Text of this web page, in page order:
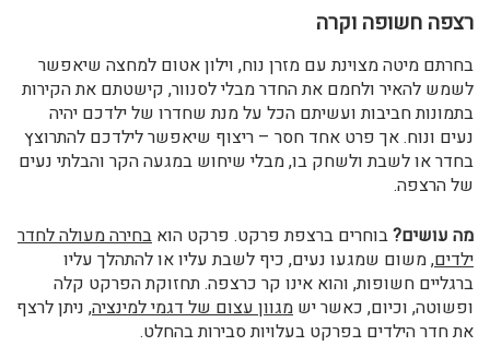
רצפה חשופה וקרה
בחרתם מיטה מצוינת עם מזרן נוח, וילון אטום למחצה שיאפשר
לשמש להאיר ולחמם את החדר מבלי לסנוור, קישטתם את הקירות
בתמונות חביבות ועשיתם הכל על מנת שחדרו של ילדכם יהיה
נעים ונוח. אך פרט אחד חסר – ריצוף שיאפשר לילדכם להתרוצץ
בחדר או לשבת ולשחק בו, מבלי שיחוש במגעה הקר והבלתי נעים
של הרצפה.
מה עושים?בוחרים ברצפת פרקט. פרקט הוא בחירה מעולה לחדר
ילדים, משום שמגעו נעים, כיף לשבת עליו או להתהלך עליו
ברגליים חשופות, והוא אינו קר כרצפה. תחזוקת הפרקט קלה
ופשוטה, וכיום, כאשר יש מגוון עצום של דגמי למינציה, ניתן לרצף
את חדר הילדים בפרקט בעלויות סבירות בהחלט.